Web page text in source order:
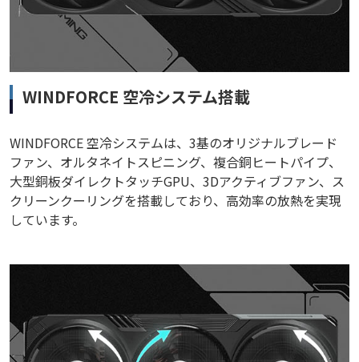
WINDFORCE 空冷システム搭載
WINDFORCE 空冷システムは、3基のオリジナルブレード
ファン、オルタネイトスピニング、複合銅ヒートパイプ、
大型銅板ダイレクトタッチGPU、3Dアクティブファン、ス
クリーンクーリングを搭載しており、高効率の放熱を実現
しています。